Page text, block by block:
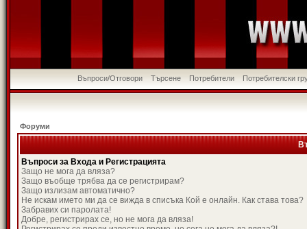
Въпроси/Отговори Търсене Потребители Потребителски
Форуми
Въпроси за Входа и Регистрацията
Защо не мога да вляза?
Защо въобще трябва да се регистрирам?
Защо излизам автоматично?
Не искам името ми да се вижда в списъка Кой е онлайн. Как става това?
Забравих си паролата!
Добре, регистрирах се, но не мога да вляза!